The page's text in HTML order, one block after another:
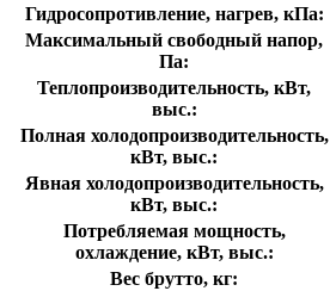
Гидросопротивление, нагрев, кПа:
Максимальный свободный напор,
Па:
Теплопроизводительность, кВт,
выс.:
Полная холодопроизводительность,
кВт, выс.:
Явная холодопроизводительность,
кВт, выс.:
Потребляемая мощность,
охлаждение, кВт, выс.:
Вес брутто, кг: